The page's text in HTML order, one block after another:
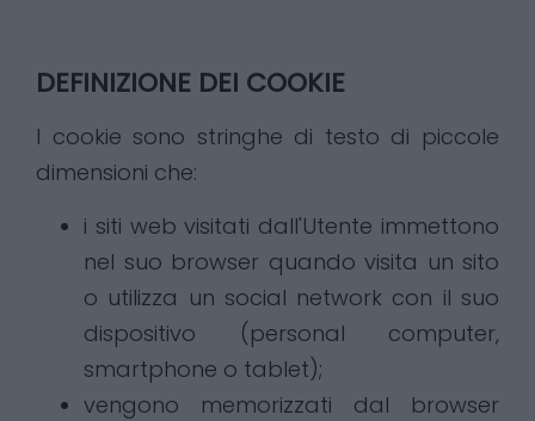
DEFINIZIONE DEI COOKIE
I cookie sono stringhe di testo di piccole
dimensioni che:
i siti web visitati dall'Utente immettono
nel suo browser quando visita un sito
o utilizza un social network con il suo
dispositivo (personal computer,
smartphone o tablet);
vengono memorizzati dal browser